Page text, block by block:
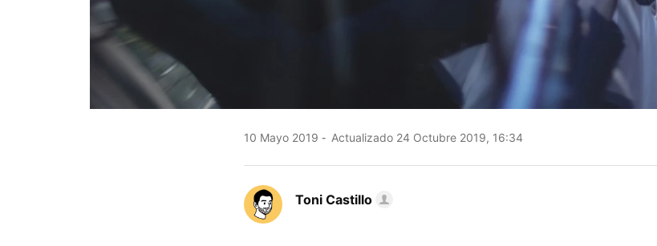
10 Mayo 2019 Actualizado 24 Octubre 2019, 16:34
Toni Castillo